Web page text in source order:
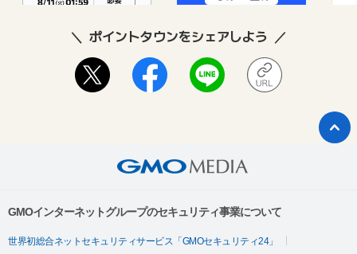
ポイントタウンをシェアしよう
GMOインターネットグループのセキュリティ事業について
世界初総合ネットセキュリティサービス「GMOセキュリティ24」